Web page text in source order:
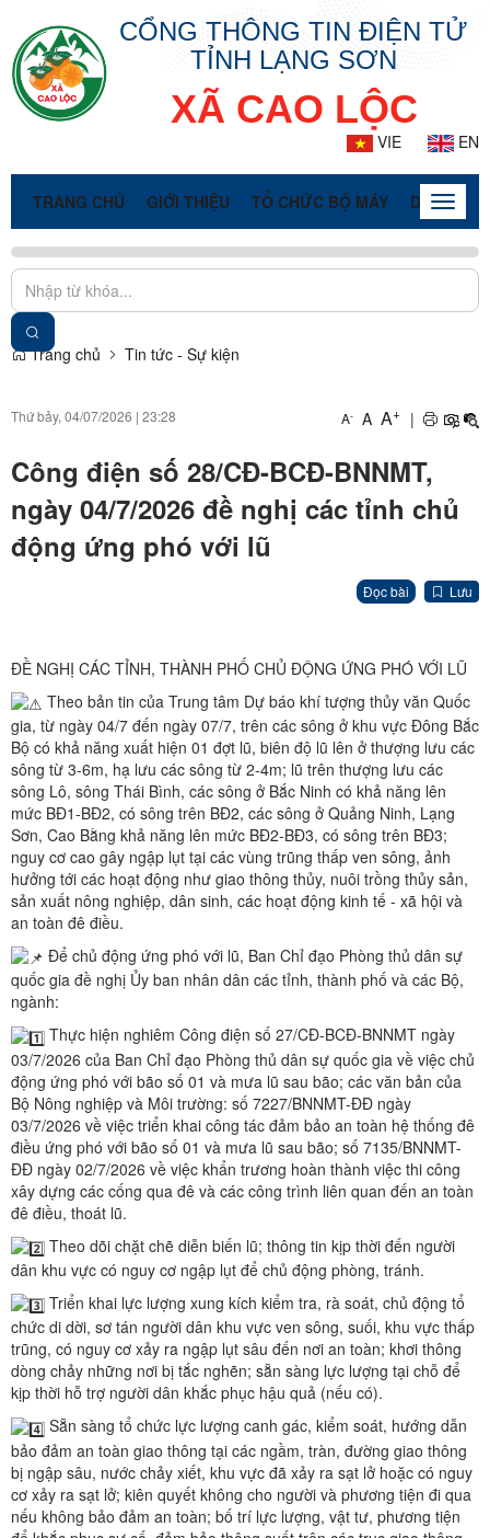
CỔNG THÔNG TIN ĐIỆN TỬ
TỈNH LẠNG SƠN
XÃ CAO LỘC
VIE EN
TRANG CHỦ GIỚI THIỆU TỔ CHỨC BỘ MÁY DOANH
Toggle
Trang chủ Tin tức - Sự kiện
Thứ bảy, 04/07/2026 | 23:28 A- A A+ |
Công điện số 28/CĐ-BCĐ-BNNMT,
ngày 04/7/2026 đề nghị các tỉnh chủ
động ứng phó với lũ
Đọc bài Lưu
ĐỀ NGHỊ CÁC TỈNH, THÀNH PHỐ CHỦ ĐỘNG ỨNG PHÓ VỚI LŨ
Theo bản tin của Trung tâm Dự báo khí tượng thủy văn Quốc
gia, từ ngày 04/7 đến ngày 07/7, trên các sông ở khu vực Đông Bắc
Bộ có khả năng xuất hiện 01 đợt lũ, biên độ lũ lên ở thượng lưu các
sông từ 3-6m, hạ lưu các sông từ 2-4m; lũ trên thượng lưu các
sông Lô, sông Thái Bình, các sông ở Bắc Ninh có khả năng lên
mức BĐ1-BĐ2, có sông trên BĐ2, các sông ở Quảng Ninh, Lạng
Sơn, Cao Bằng khả năng lên mức BĐ2-BĐ3, có sông trên BĐ3;
nguy cơ cao gây ngập lụt tại các vùng trũng thấp ven sông, ảnh
hưởng tới các hoạt động như giao thông thủy, nuôi trồng thủy sản,
sản xuất nông nghiệp, dân sinh, các hoạt động kinh tế - xã hội và
an toàn đê điều.
Để chủ động ứng phó với lũ, Ban Chỉ đạo Phòng thủ dân sự
quốc gia đề nghị Ủy ban nhân dân các tỉnh, thành phố và các Bộ,
ngành:
Thực hiện nghiêm Công điện số 27/CĐ-BCĐ-BNNMT ngày
03/7/2026 của Ban Chỉ đạo Phòng thủ dân sự quốc gia về việc chủ
động ứng phó với bão số 01 và mưa lũ sau bão; các văn bản của
Bộ Nông nghiệp và Môi trường: số 7227/BNNMT-ĐĐ ngày
03/7/2026 về việc triển khai công tác đảm bảo an toàn hệ thống đê
điều ứng phó với bão số 01 và mưa lũ sau bão; số 7135/BNNMT-
ĐĐ ngày 02/7/2026 về việc khẩn trương hoàn thành việc thi công
xây dựng các cống qua đê và các công trình liên quan đến an toàn
đê điều, thoát lũ.
Theo dõi chặt chẽ diễn biến lũ; thông tin kịp thời đến người
dân khu vực có nguy cơ ngập lụt để chủ động phòng, tránh.
Triển khai lực lượng xung kích kiểm tra, rà soát, chủ động tổ
chức di dời, sơ tán người dân khu vực ven sông, suối, khu vực thấp
trũng, có nguy cơ xảy ra ngập lụt sâu đến nơi an toàn; khơi thông
dòng chảy những nơi bị tắc nghẽn; sẵn sàng lực lượng tại chỗ để
kịp thời hỗ trợ người dân khắc phục hậu quả (nếu có).
Sẵn sàng tổ chức lực lượng canh gác, kiểm soát, hướng dẫn
bảo đảm an toàn giao thông tại các ngầm, tràn, đường giao thông
bị ngập sâu, nước chảy xiết, khu vực đã xảy ra sạt lở hoặc có nguy
cơ xảy ra sạt lở; kiên quyết không cho người và phương tiện đi qua
nếu không bảo đảm an toàn; bố trí lực lượng, vật tư, phương tiện